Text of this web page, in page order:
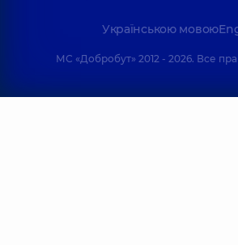
Українською мовою
МС «Добробут» 2012 - 2026. Все